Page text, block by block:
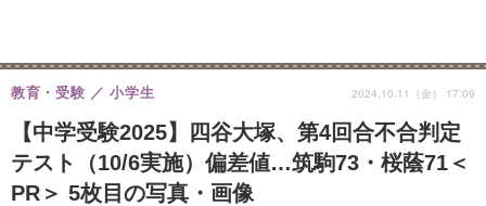
【中学受験2025】四谷大塚、第4回合不合判定
テスト（10/6実施）偏差値…筑駒73・桜蔭71＜
PR＞ 5枚目の写真・画像
教育・受験 小学生 2024.10.11（金） 17:09